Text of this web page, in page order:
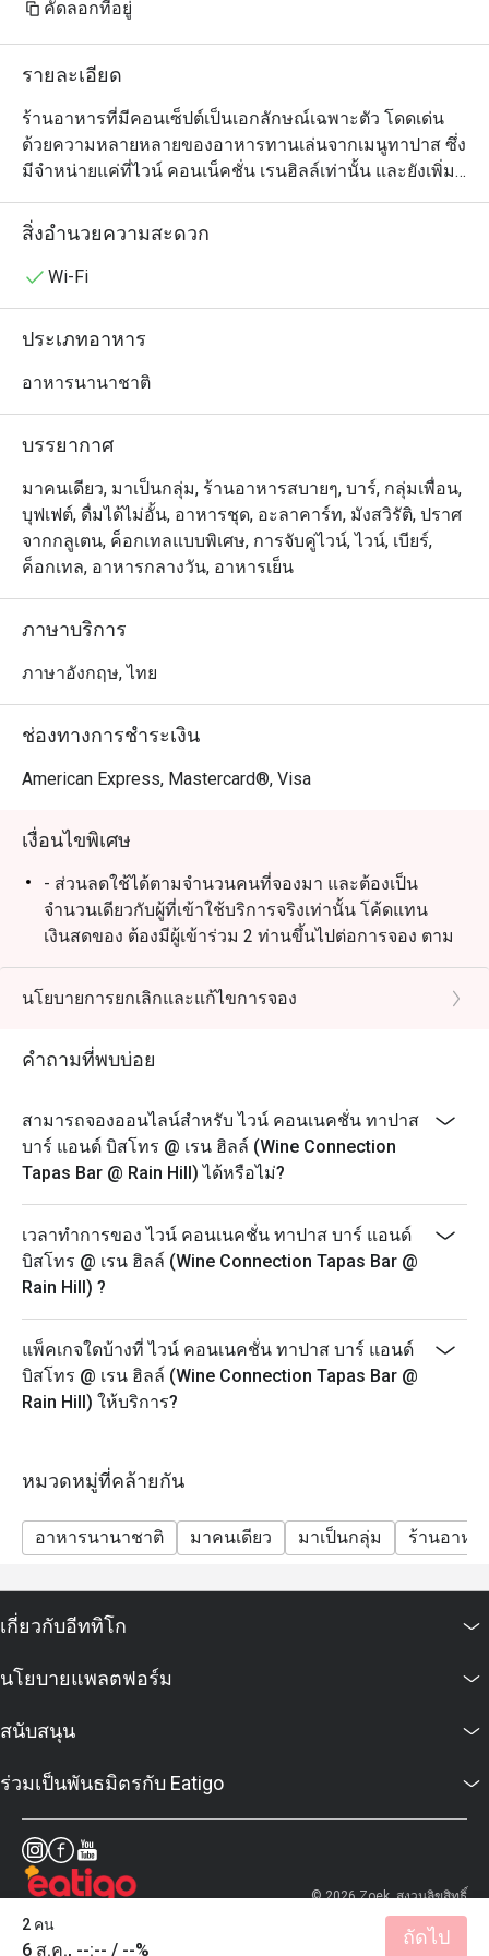
คัดลอกที่อยู่
รายละเอียด
ร้านอาหารที่มีคอนเซ็ปต์เป็นเอกลักษณ์เฉพาะตัว โดดเด่น
ด้วยความหลายหลายของอาหารทานเล่นจากเมนูทาปาส ซึ่ง
มีจำหน่ายแค่ที่ไวน์ คอนเน็คชั่น เรนฮิลล์เท่านั้น และยังเพิ่ม
ความหลากหลายด้วยเมนูพิซซ่า พาสต้า สเต็ก และอาหาร
จานหลักอื่นๆอีกด้วย นอกจากนี้ยังมีค็อกเทล สุรา และ เบียร์
ไปกว่านั้น เรายังมีไวน์เซลล่าให้ลูกค้าได้เดินเข้าไปเลือกชม
สิ่งอำนวยความสะดวก
Wi-Fi
ประเภทอาหาร
อาหารนานาชาติ
บรรยากาศ
มาคนเดียว, มาเป็นกลุ่ม, ร้านอาหารสบายๆ, บาร์, กลุ่มเพื่อน,
บุฟเฟต์, ดื่มได้ไม่อั้น, อาหารชุด, อะลาคาร์ท, มังสวิรัติ, ปราศ
จากกลูเตน, ค็อกเทลแบบพิเศษ, การจับคู่ไวน์, ไวน์, เบียร์,
ค็อกเทล, อาหารกลางวัน, อาหารเย็น
ภาษาบริการ
ภาษาอังกฤษ, ไทย
ช่องทางการชำระเงิน
American Express, Mastercard®, Visa
เงื่อนไขพิเศษ
- ส่วนลดใช้ได้ตามจำนวนคนที่จองมา และต้องเป็น
จำนวนเดียวกับผู้ที่เข้าใช้บริการจริงเท่านั้น โค้ดแทน
เงินสดของ ต้องมีผู้เข้าร่วม 2 ท่านขึ้นไปต่อการจอง ตาม
เงื่อนไขของ eatigo (ท่านไม่สามารถจองหลายการจอง
เพื่อใช้รหัสแทนเงินสดทุกการจอง และเข้ารับบริการด้วย
- โปรโมชั่นนี้ไม่สามารถใช้ได้กับเครื่องดื่มต่างๆหรือโปร
โมชั่นอื่น ๆ ของทางร้าน เช่น ชุดอาหารกลางวัน ชุด
ใช้ได้กับเมนู Alacart เท่านั้น และราคาทั้งหมดที่แสดงใน
เมนูรวมภาษีมูลค่าเพิ่ม 7% แล้ว แต่ยังไม่รวมค่าบริการ
10%
- กรุณาไปตรงตามเวลาเพื่อให้ได้รับสิทธิ์ที่นั่งและส่วนลด
ตามที่จอง ทั้งนี้หากท่านมาถึงหลัง 30 นาทีของเวลาที่
ท่านจองไว้ ทางร้านจะไม่สามารถรับการจองได้
- ส่วนลดสามารถใช้ได้กับการรับประทานที่ร้านอาหาร
เท่านั้น ไม่สามารถใช้ส่วนลดในการสั่งกลับบ้านได้
- หากมีการจองเป็นจำนวนมากในเย็นวันศุกร์และเสาร์
ท่านอาจต้องรอการจัดที่นั่งประมาณ 2-3 นาที
- ลูกค้าสามารถสั่งอาหารได้ภายในเวลา 1 ชั่วโมงของ
เกิน 2 ชั่วโมง หลังเวลาที่จองไว้เท่านั้น
นโยบายการยกเลิกและแก้ไขการจอง
คำถามที่พบบ่อย
สามารถจองออนไลน์สำหรับ ไวน์ คอนเนคชั่น ทาปาส
บาร์ แอนด์ บิสโทร @ เรน ฮิลล์ (Wine Connection
Tapas Bar @ Rain Hill) ได้หรือไม่?
เวลาทำการของ ไวน์ คอนเนคชั่น ทาปาส บาร์ แอนด์
บิสโทร @ เรน ฮิลล์ (Wine Connection Tapas Bar @
Rain Hill) ?
แพ็คเกจใดบ้างที่ ไวน์ คอนเนคชั่น ทาปาส บาร์ แอนด์
บิสโทร @ เรน ฮิลล์ (Wine Connection Tapas Bar @
Rain Hill) ให้บริการ?
หมวดหมู่ที่คล้ายกัน
อาหารนานาชาติ มาคนเดียว มาเป็นกลุ่ม ร้านอาหา
2 คน
6 ส.ค., --:-- / --%
ถัดไป
เกี่ยวกับอีททิโก
นโยบายแพลตฟอร์ม
สนับสนุน
ร่วมเป็นพันธมิตรกับ Eatigo
© 2026 Zoek. สงวนลิขสิทธิ์